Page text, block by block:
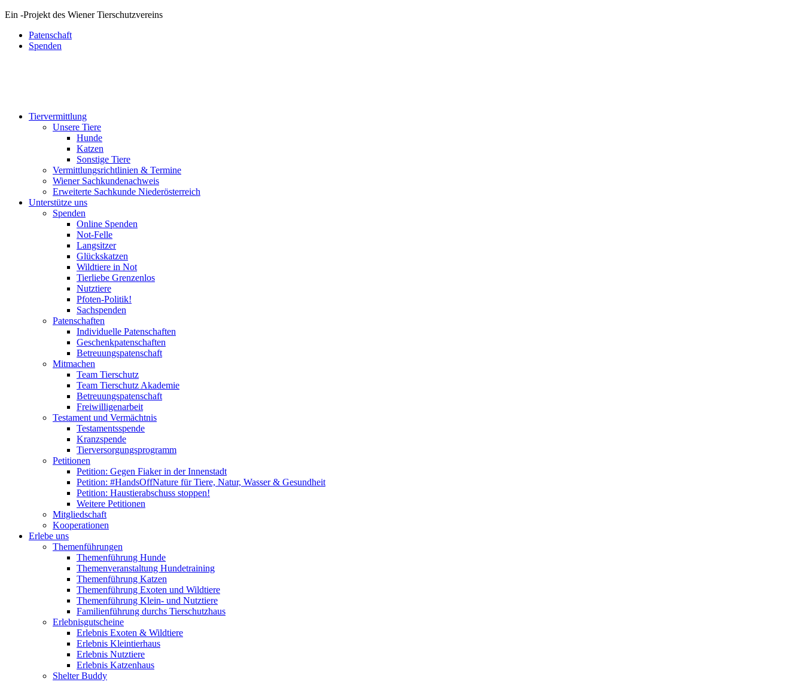
Ein -Projekt des Wiener Tierschutzvereins
Patenschaft
Spenden
Tiervermittlung
Unsere Tiere
Hunde
Katzen
Sonstige Tiere
Vermittlungsrichtlinien & Termine
Wiener Sachkundenachweis
Erweiterte Sachkunde Niederösterreich
Unterstütze uns
Spenden
Online Spenden
Not-Felle
Langsitzer
Glückskatzen
Wildtiere in Not
Tierliebe Grenzenlos
Nutztiere
Pfoten-Politik!
Sachspenden
Patenschaften
Individuelle Patenschaften
Geschenkpatenschaften
Betreuungspatenschaft
Mitmachen
Team Tierschutz
Team Tierschutz Akademie
Betreuungspatenschaft
Freiwilligenarbeit
Testament und Vermächtnis
Testamentsspende
Kranzspende
Tierversorgungsprogramm
Petitionen
Petition: Gegen Fiaker in der Innenstadt
Petition: #HandsOffNature für Tiere, Natur, Wasser & Gesundheit
Petition: Haustierabschuss stoppen!
Weitere Petitionen
Mitgliedschaft
Kooperationen
Erlebe uns
Themenführungen
Themenführung Hunde
Themenveranstaltung Hundetraining
Themenführung Katzen
Themenführung Exoten und Wildtiere
Themenführung Klein- und Nutztiere
Familienführung durchs Tierschutzhaus
Erlebnisgutscheine
Erlebnis Exoten & Wildtiere
Erlebnis Kleintierhaus
Erlebnis Nutztiere
Erlebnis Katzenhaus
Shelter Buddy